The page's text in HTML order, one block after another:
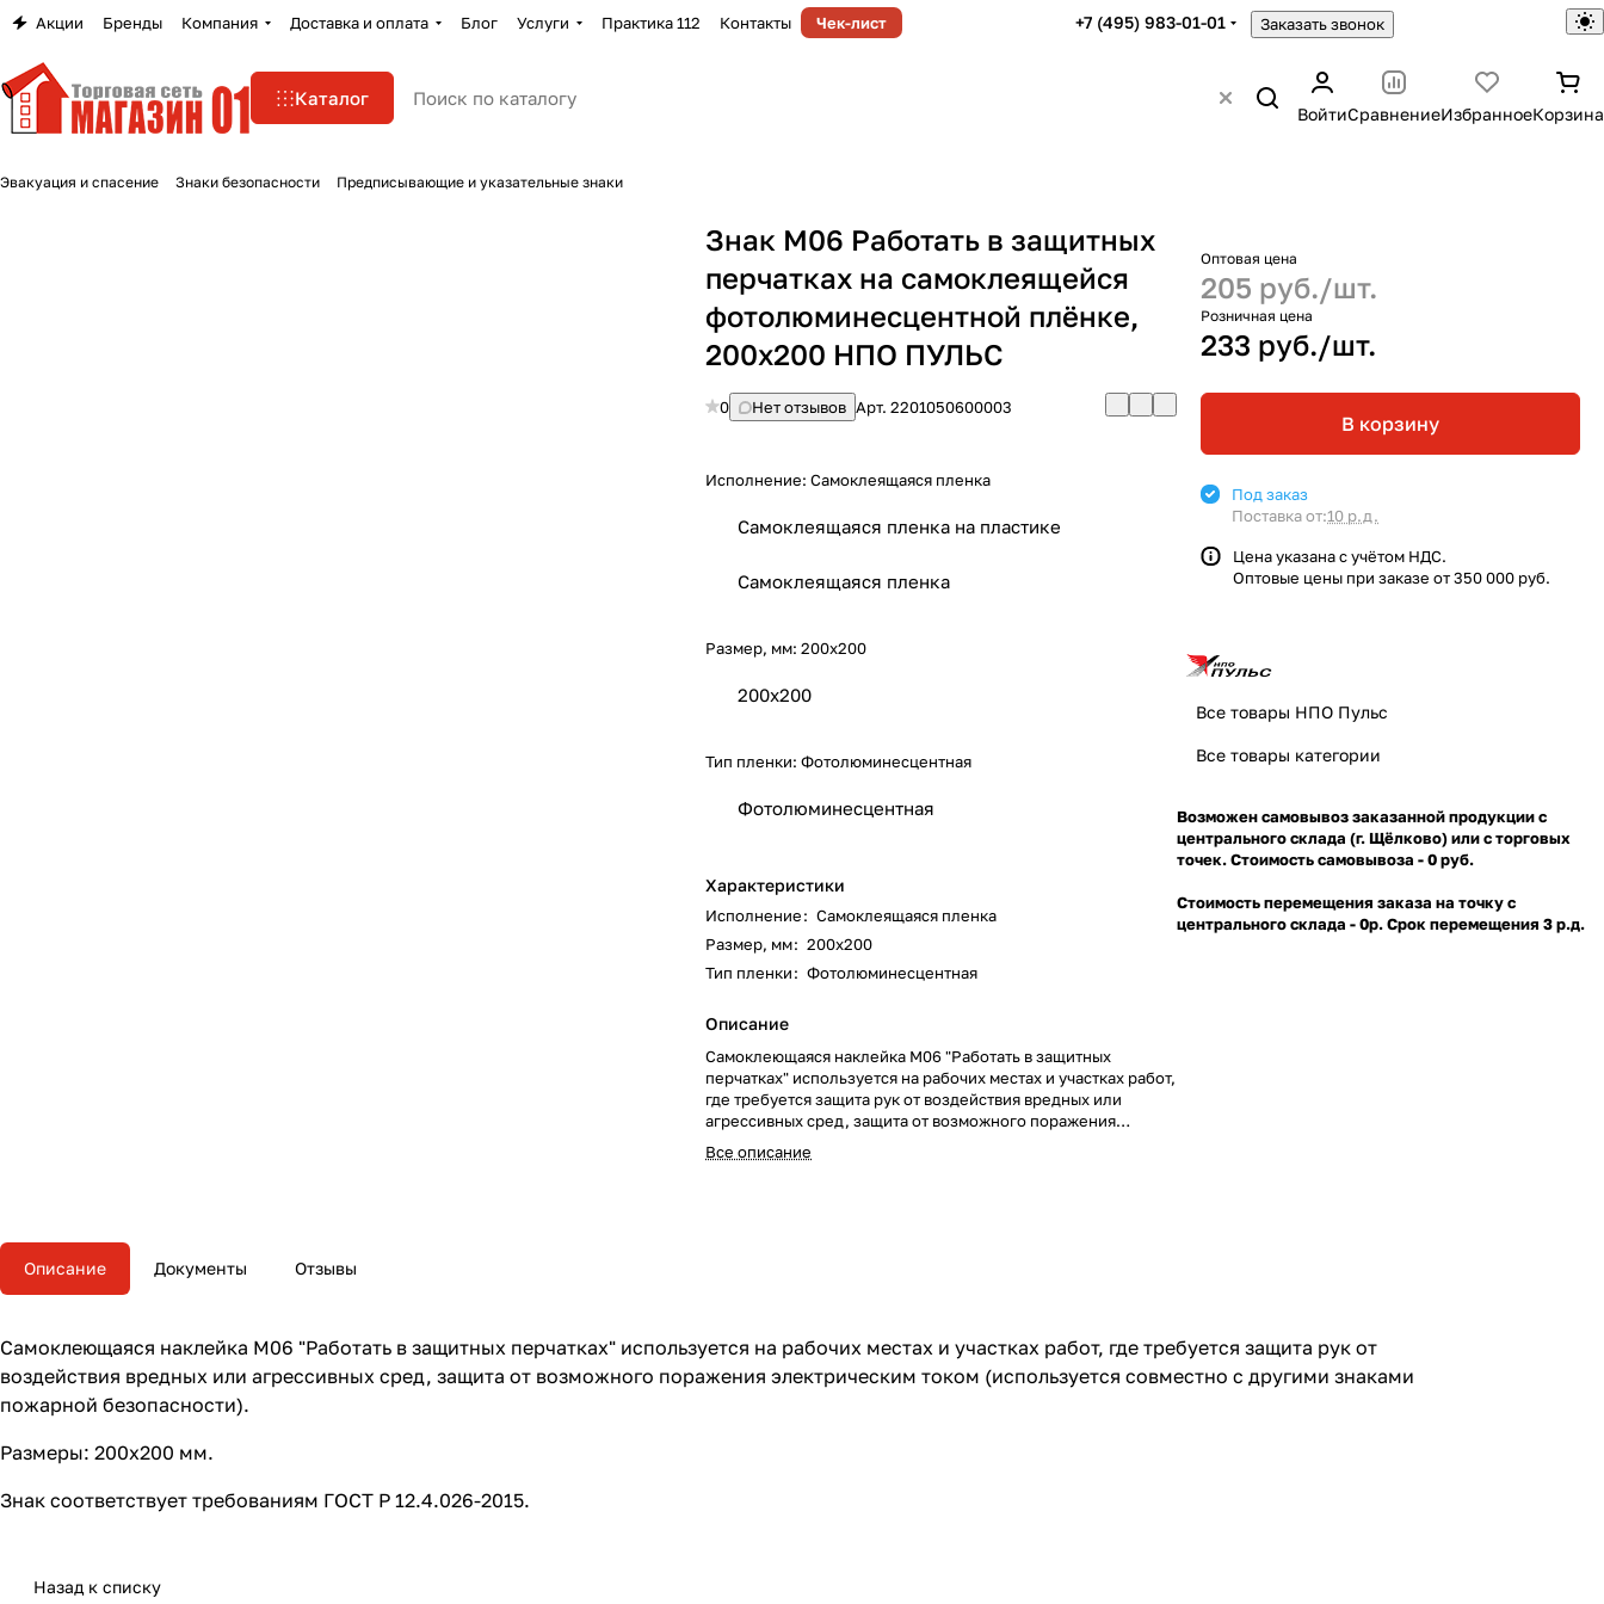
Акции Бренды Компания Доставка и оплата Блог Услуги Практика 112 Контакты Чек-лист +7 (495) 983-01-01 Заказать звонок
Каталог
ВойтиСравнениеИзбранноеКорзина
Эвакуация и спасение Знаки безопасности Предписывающие и указательные знаки
Знак M06 Работать в защитных
перчатках на самоклеящейся
фотолюминесцентной плёнке,
200х200 НПО ПУЛЬС
0 Нет отзывов Арт.2201050600003
Исполнение:Самоклеящаяся пленка
Самоклеящаяся пленка на пластике
Самоклеящаяся пленка
Размер, мм:200х200
200х200
Тип пленки:Фотолюминесцентная
Фотолюминесцентная
Характеристики
Исполнение: Самоклеящаяся пленка
Размер, мм: 200х200
Тип пленки: Фотолюминесцентная
Описание
Самоклеющаяся наклейка M06 "Работать в защитных
перчатках" используется на рабочих местах и участках работ,
где требуется защита рук от воздействия вредных или
агрессивных сред, защита от возможного поражения
электрическим током (используется совместно с другими
знаками пожарной безопасности).
Все описание
Оптовая цена
205 руб./шт.
Розничная цена
233 руб./шт.
В корзину
Под заказ
Поставка от:10 р.д.
Цена указана с учётом НДС.
Оптовые цены при заказе от 350 000 руб.
Все товары НПО Пульс
Все товары категории
Возможен самовывоз заказанной продукции с
центрального склада (г. Щёлково) или с торговых
точек. Стоимость самовывоза - 0 руб.
Стоимость перемещения заказа на точку с
центрального склада - 0р. Срок перемещения 3 р.д.
Описание Документы Отзывы
Самоклеющаяся наклейка M06 "Работать в защитных перчатках" используется на рабочих местах и участках работ, где требуется защита рук от
воздействия вредных или агрессивных сред, защита от возможного поражения электрическим током (используется совместно с другими знаками
пожарной безопасности).
Размеры: 200х200 мм.
Знак соответствует требованиям ГОСТ Р 12.4.026-2015.
Назад к списку